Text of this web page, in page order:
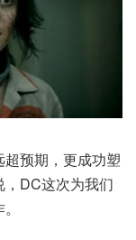
预期，更成功塑
DC这次为我们